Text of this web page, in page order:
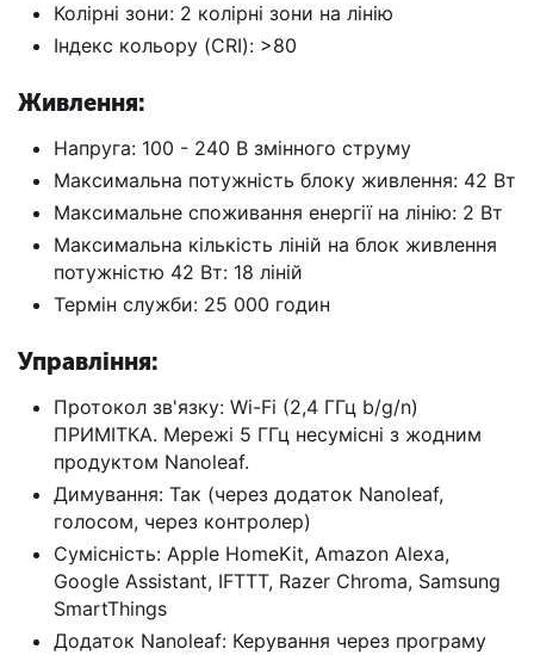
Колірні зони: 2 колірні зони на лінію
Індекс кольору (CRI): >80
Живлення:
Напруга: 100 - 240 В змінного струму
Максимальна потужність блоку живлення: 42 Вт
Максимальне споживання енергії на лінію: 2 Вт
Максимальна кількість ліній на блок живлення
потужністю 42 Вт: 18 ліній
Термін служби: 25 000 годин
Управління:
Протокол зв'язку: Wi-Fi (2,4 ГГц b/g/n)
ПРИМІТКА. Мережі 5 ГГц несумісні з жодним
продуктом Nanoleaf.
Димування: Так (через додаток Nanoleaf,
голосом, через контролер)
Сумісність: Apple HomeKit, Amazon Alexa,
Google Assistant, IFTTT, Razer Chroma, Samsung
SmartThings
Додаток Nanoleaf: Керування через програму